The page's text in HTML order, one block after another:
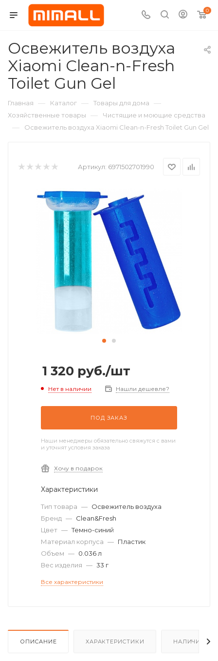
0
Освежитель воздуха
Xiaomi Clean-n-Fresh
Toilet Gun Gel
Главная — Каталог — Товары для дома —
Хозяйственные товары — Чистящие и моющие средства
— Освежитель воздуха Xiaomi Clean-n-Fresh Toilet Gun Gel
Артикул: 6971502701990
1 320 руб./шт
Нет в наличии Нашли дешевле?
ПОД ЗАКАЗ
Наши менеджеры обязательно свяжутся с вами
и уточнят условия заказа
Хочу в подарок
Характеристики
Тип товара — Освежитель воздуха
Бренд — Clean&Fresh
Цвет — Темно-синий
Материал корпуса — Пластик
Объем — 0.036 л
Вес изделия — 33 г
Все характеристики
ОПИСАНИЕ ХАРАКТЕРИСТИКИ НАЛИЧИЕ